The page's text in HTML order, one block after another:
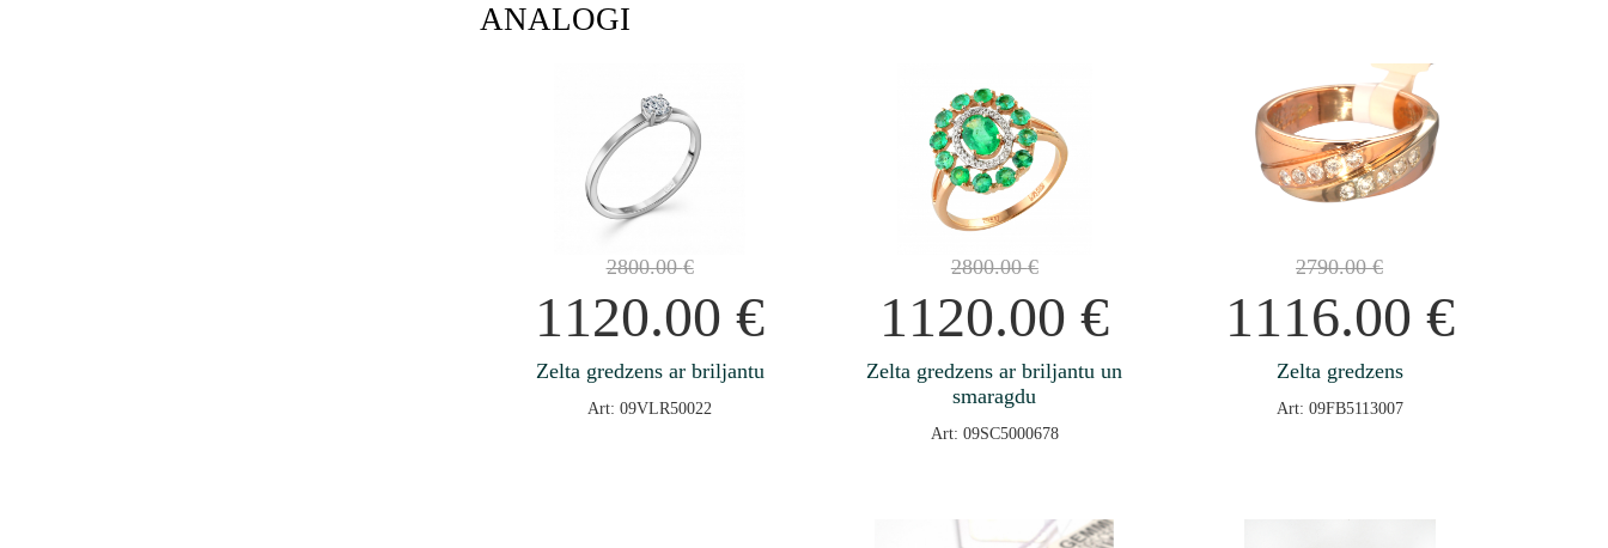
ANALOGI
2800.00€
1120.00€
Zelta gredzens ar briljantu
Art: 09VLR50022
2800.00€
1120.00€
Zelta gredzens ar briljantu un
smaragdu
Art: 09SC5000678
2790.00€
1116.00 €
Zelta gredzens
Art: 09FB5113007